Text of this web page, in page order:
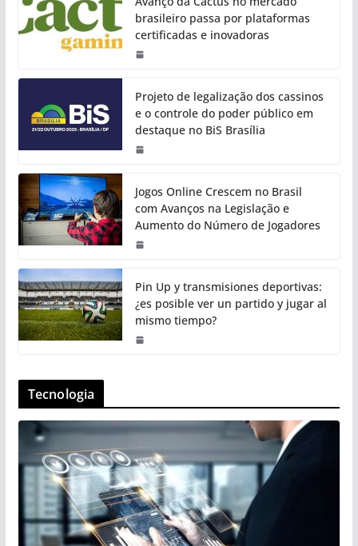
brasileiro passa por plataformas
certificadas e inovadoras
Projeto de legalização dos cassinos
e o controle do poder público em
destaque no BiS Brasília
Jogos Online Crescem no Brasil
com Avanços na Legislação e
Aumento do Número de Jogadores
Pin Up y transmisiones deportivas:
¿es posible ver un partido y jugar al
mismo tiempo?
Tecnologia